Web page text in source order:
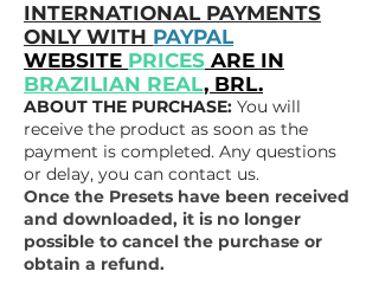
INTERNATIONAL PAYMENTS
ONLY WITH PAYPAL
WEBSITE PRICES ARE IN
BRAZILIAN REAL, BRL.
ABOUT THE PURCHASE: You will
receive the product as soon as the
payment is completed. Any questions
or delay, you can contact us.
Once the Presets have been received
and downloaded, it is no longer
possible to cancel the purchase or
obtain a refund.